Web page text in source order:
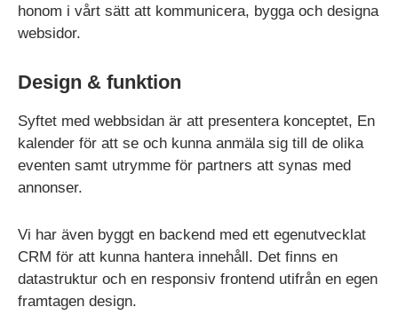
honom i vårt sätt att kommunicera, bygga och designa
websidor.
Design & funktion
Syftet med webbsidan är att presentera konceptet, En
kalender för att se och kunna anmäla sig till de olika
eventen samt utrymme för partners att synas med
annonser.
Vi har även byggt en backend med ett egenutvecklat
CRM för att kunna hantera innehåll. Det finns en
datastruktur och en responsiv frontend utifrån en egen
framtagen design.